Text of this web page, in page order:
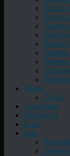
Сдать
Сдать
Cдать
Сдать
Сдать
Прием
Прием
Цены
О нас
Лицензия
Контакты
Блог
Био